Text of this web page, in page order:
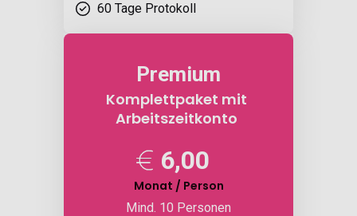
60 Tage Protokoll
Premium
Komplettpaket mit
Arbeitszeitkonto
6,00
Monat / Person
Mind. 10 Personen